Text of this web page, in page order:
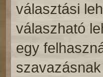
választási
válaszható
egy